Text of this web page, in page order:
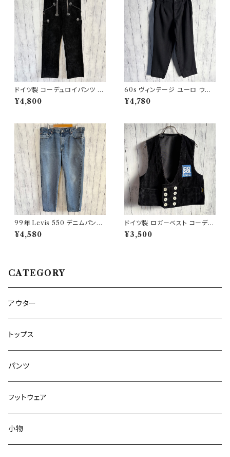
ドイツ製 コーデュロイパンツ ワ
ークパンツ ユーロワーク
¥4,800
60s ヴィンテージ ユーロ ウー
ルパンツ スラックス ビンテージ
32
¥4,780
99年 Levis 550 デニムパンツ
ワイドデニム リーバイス ヴィン
テージ 21
¥4,580
ドイツ製 ロガーベスト コーデュ
ロイベスト ワークベスト 黒 ダブ
ルブレスト
¥3,500
CATEGORY
アウター
トップス
パンツ
フットウェア
小物